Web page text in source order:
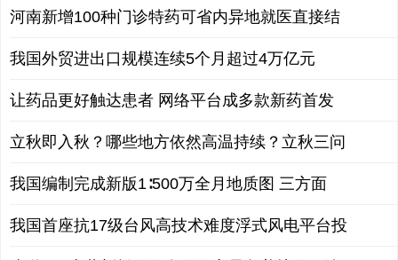
河南新增100种门诊特药可省内异地就医直接结
我国外贸进出口规模连续5个月超过4万亿元
让药品更好触达患者 网络平台成多款新药首发
立秋即入秋？哪些地方依然高温持续？立秋三问
我国编制完成新版1∶500万全月地质图 三方面
我国首座抗17级台风高技术难度浮式风电平台投